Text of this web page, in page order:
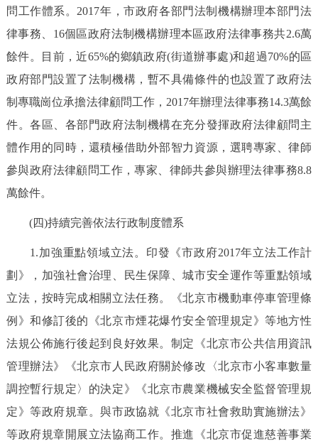
問工作體系。2017年，市政府各部門法制機構辦理本部門法
律事務、16個區政府法制機構辦理本區政府法律事務共2.6萬
餘件。目前，近65%的鄉鎮政府(街道辦事處)和超過70%的區
政府部門設置了法制機構，暫不具備條件的也設置了政府法
制專職崗位承擔法律顧問工作，2017年辦理法律事務14.3萬餘
件。各區、各部門政府法制機構在充分發揮政府法律顧問主
體作用的同時，還積極借助外部智力資源，選聘專家、律師
參與政府法律顧問工作，專家、律師共參與辦理法律事務8.8
萬餘件。
(四)持續完善依法行政制度體系
1.加強重點領域立法。印發《市政府2017年立法工作計
劃》，加強社會治理、民生保障、城市安全運作等重點領域
立法，按時完成相關立法任務。《北京市機動車停車管理條
例》和修訂後的《北京市煙花爆竹安全管理規定》等地方性
法規公佈施行後起到良好效果。制定《北京市公共信用資訊
管理辦法》《北京市人民政府關於修改〈北京市小客車數量
調控暫行規定〉的決定》《北京市農業機械安全監督管理規
定》等政府規章。與市政協就《北京市社會救助實施辦法》
等政府規章開展立法協商工作。推進《北京市促進慈善事業